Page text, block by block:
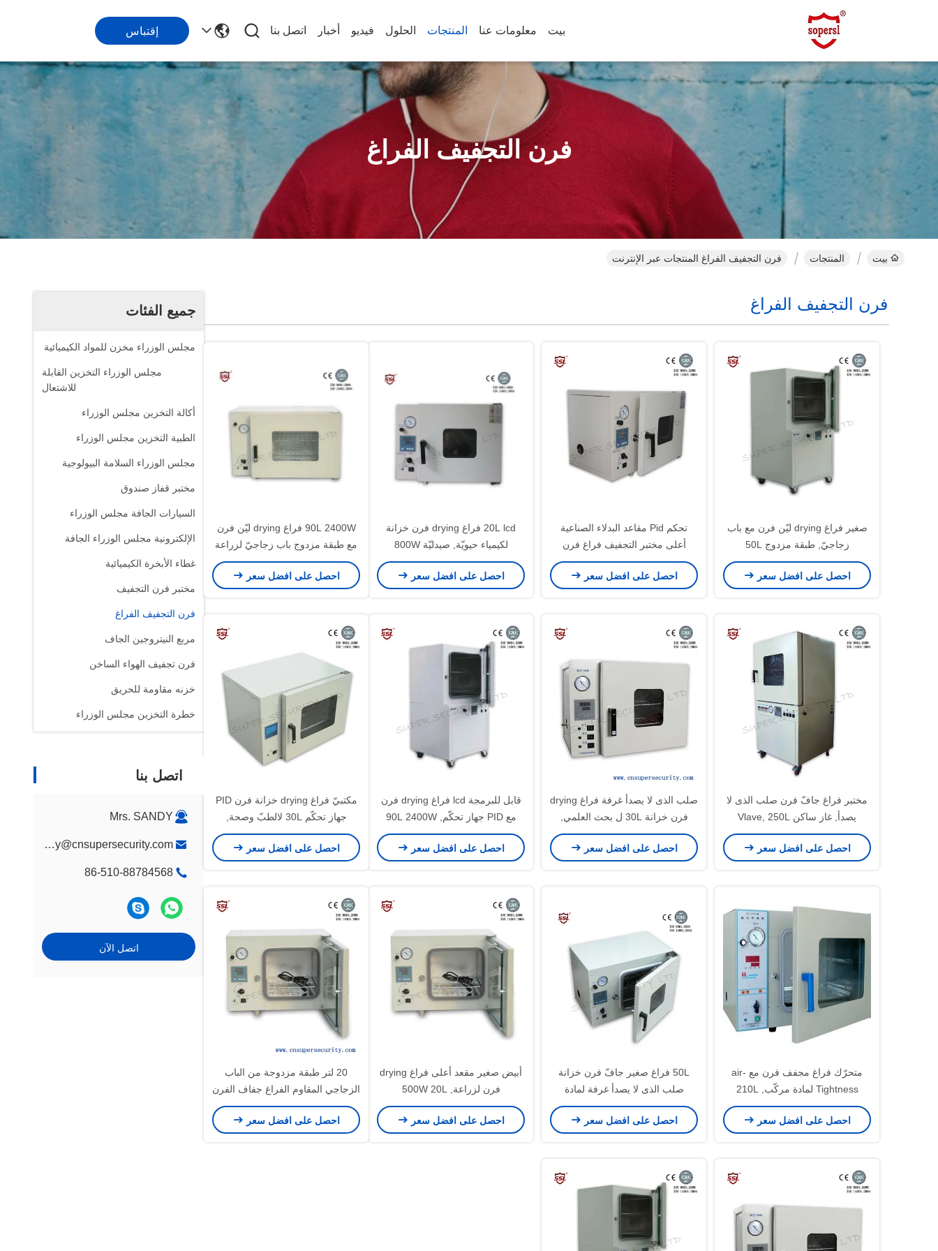
بيت معلومات عنا المنتجات الحلول فيديو أخبار اتصل بنا إقتباس
فرن التجفيف الفراغ
بيت المنتجات فرن التجفيف الفراغ المنتجات عبر الإنترنت
جميع الفئات
مجلس الوزراء مخزن للمواد الكيميائية
مجلس الوزراء التخزين القابلة
للاشتعال
أكالة التخزين مجلس الوزراء
الطبية التخزين مجلس الوزراء
مجلس الوزراء السلامة البيولوجية
مختبر قفاز صندوق
السيارات الجافة مجلس الوزراء
الإلكترونية مجلس الوزراء الجافة
غطاء الأبخرة الكيميائية
مختبر فرن التجفيف
فرن التجفيف الفراغ
مربع النيتروجين الجاف
فرن تجفيف الهواء الساخن
خزنه مقاومة للحريق
خطرة التخزين مجلس الوزراء
اتصل بنا
Mrs. SANDY
sandy@cnsupersecurity.com
86-510-88784568
اتصل الآن
فرن التجفيف الفراغ
صغير فراغ drying ليّن فرن مع باب
زجاجيّ, طبقة مزدوج 50L
احصل على افضل سعر
تحكم Pid مقاعد البدلاء الصناعية
أعلى مختبر التجفيف فراغ فرن
لحماية البيئة
احصل على افضل سعر
20L lcd فراغ drying فرن خزانة
لكيمياء حيويّة, صيدليّة 800W
احصل على افضل سعر
90L 2400W فراغ drying ليّن فرن
مع طبقة مزدوج باب زجاجيّ لزراعة
احصل على افضل سعر
مختبر فراغ جافّ فرن صلب الذى لا
يصدأ, غاز ساكن Vlave, 250L
4000W
احصل على افضل سعر
صلب الذى لا يصدأ غرفة فراغ drying
فرن خزانة 30L ل بحث العلمي,
800W
احصل على افضل سعر
قابل للبرمجة lcd فراغ drying فرن
مع PID جهاز تحكّم, 90L 2400W
احصل على افضل سعر
مكتبيّ فراغ drying خزانة فرن PID
جهاز تحكّم 30L لالطبّ وصحة,
800W
احصل على افضل سعر
متحرّك فراغ مجفف فرن مع air-
Tightness لمادة مركّب, 210L
احصل على افضل سعر
50L فراغ صغير جافّ فرن خزانة
صلب الذى لا يصدأ غرفة لمادة
thermo-Sensitive
احصل على افضل سعر
أبيض صغير مقعد أعلى فراغ drying
فرن لزراعة, 500W 20L
احصل على افضل سعر
20 لتر طبقة مزدوجة من الباب
الزجاجي المقاوم الفراغ جفاف الفرن
احصل على افضل سعر